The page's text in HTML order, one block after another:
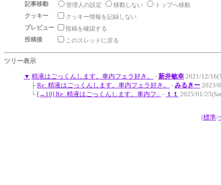
記事移動 管理人の設定 移動しない
トップへ移動
クッキー
クッキー情報を記録しない
プレビュー
投稿を確認する
投稿後
このスレッドに戻る
ツリー表示
▼ 精液はごっくんします。車内フェラ好き。 - 新井敏幸 2021/12/
├Re: 精液はごっくんします。車内フェラ好き。 - みるきー 2023/
└ [→10] Re: 精液はごっくんします。車内フ... - ｔｔ 2025/01/
[標準/